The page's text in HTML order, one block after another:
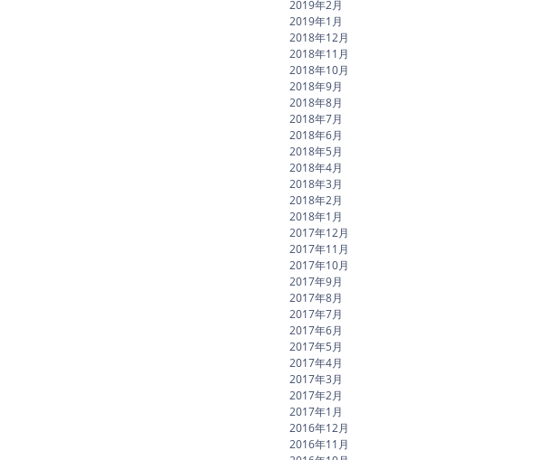
2019年2月
2019年1月
2018年12月
2018年11月
2018年10月
2018年9月
2018年8月
2018年7月
2018年6月
2018年5月
2018年4月
2018年3月
2018年2月
2018年1月
2017年12月
2017年11月
2017年10月
2017年9月
2017年8月
2017年7月
2017年6月
2017年5月
2017年4月
2017年3月
2017年2月
2017年1月
2016年12月
2016年11月